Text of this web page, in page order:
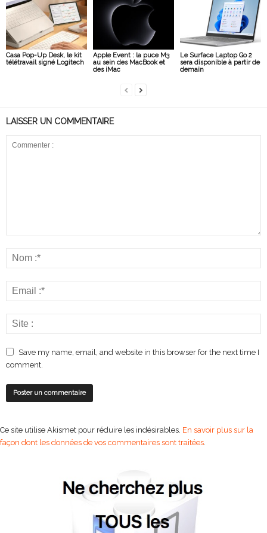
Casa Pop-Up Desk, le kit
télétravail signé Logitech
Apple Event : la puce M3
au sein des MacBook et
des iMac
Le Surface Laptop Go 2
sera disponible à partir de
demain
LAISSER UN COMMENTAIRE
Save my name, email, and website in this browser for the next time I
comment.
Ce site utilise Akismet pour réduire les indésirables. En savoir plus sur la
façon dont les données de vos commentaires sont traitées.